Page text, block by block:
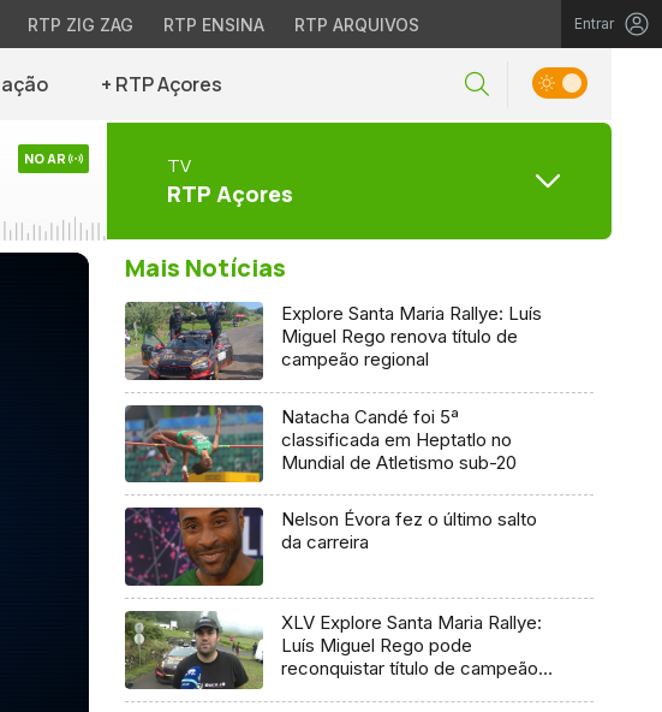
RTP ZIG ZAG RTP ENSINA RTP ARQUIVOS Entrar
+ RTP Açores
NO AR TV
RTP Açores
Mais Notícias
Explore Santa Maria Rallye: Luís
Miguel Rego renova título de
campeão regional
Natacha Candé foi 5ª
classificada em Heptatlo no
Mundial de Atletismo sub-20
Nelson Évora fez o último salto
da carreira
XLV Explore Santa Maria Rallye:
Luís Miguel Rego pode
reconquistar título de campeão